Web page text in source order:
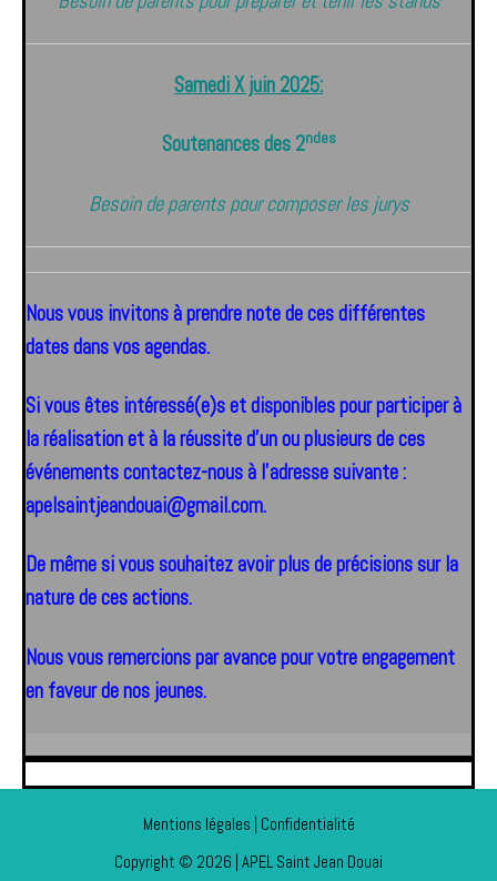
Samedi X juin 2025:
Soutenances des 2ndes
Besoin de parents pour composer les jurys
Nous vous invitons à prendre note de ces différentes
dates dans vos agendas.
Si vous êtes intéressé(e)s et disponibles pour participer à
la réalisation et à la réussite d’un ou plusieurs de ces
événements contactez-nous à l’adresse suivante :
apelsaintjeandouai@gmail.com.
De même si vous souhaitez avoir plus de précisions sur la
nature de ces actions.
Nous vous remercions par avance pour votre engagement
en faveur de nos jeunes.
Mentions légales | Confidentialité
Copyright © 2026 | APEL Saint Jean Douai